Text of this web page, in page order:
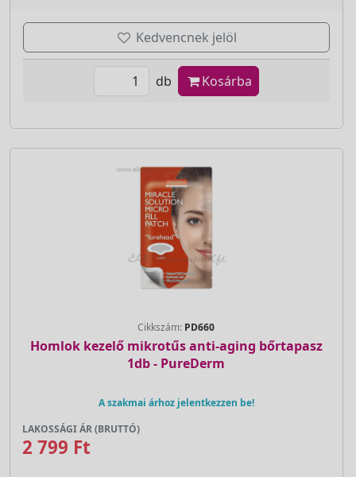
Kedvencnek jelöl
db Kosárba
Cikkszám: PD660
Homlok kezelő mikrotűs anti-aging bőrtapasz
1db - PureDerm
A szakmai árhoz jelentkezzen be!
LAKOSSÁGI ÁR (BRUTTÓ)
2 799 Ft